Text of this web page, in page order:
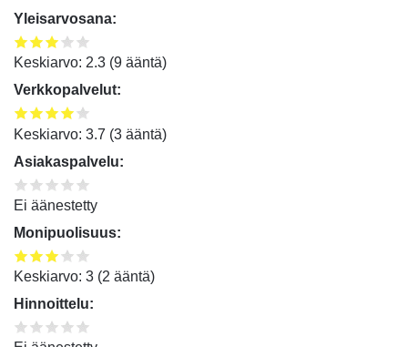
Yleisarvosana:
Keskiarvo: 2.3 (9 ääntä)
Verkkopalvelut:
Keskiarvo: 3.7 (3 ääntä)
Asiakaspalvelu:
Ei äänestetty
Monipuolisuus:
Keskiarvo: 3 (2 ääntä)
Hinnoittelu: